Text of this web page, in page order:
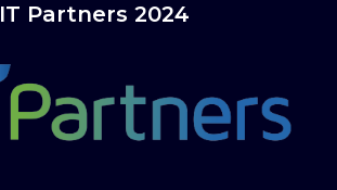
IT Partners 2024